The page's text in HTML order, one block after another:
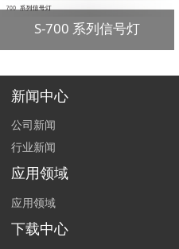
S-700 系列信号灯
新闻中心
公司新闻
行业新闻
应用领域
应用领域
下载中心